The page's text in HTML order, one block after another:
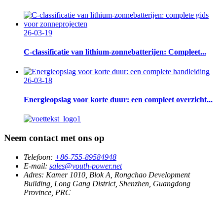
26-03-19
C-classificatie van lithium-zonnebatterijen: Compleet...
26-03-18
Energieopslag voor korte duur: een compleet overzicht...
Neem contact met ons op
Telefoon: +86-755-89584948
E-mail: sales@youth-power.net
Adres: Kamer 1010, Blok A, Rongchao Development
Building, Long Gang District, Shenzhen, Guangdong
Province, PRC